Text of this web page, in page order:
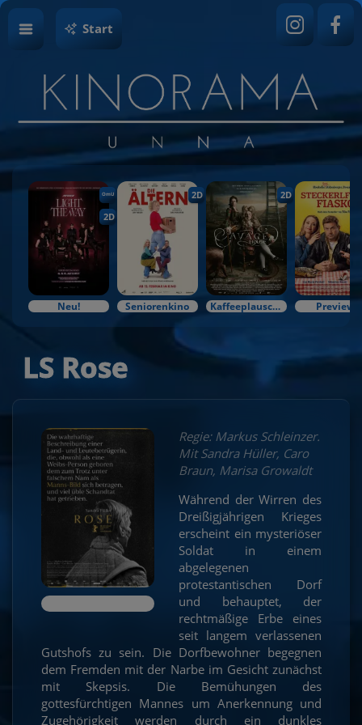
Start
OmU
2D
Neu!
2D
Seniorenkino
2D
Kaffeeplausch & Kinozauber Preview
LS Rose
Regie: Markus Schleinzer.
Mit Sandra Hüller, Caro
Braun, Marisa Growaldt
Während der Wirren des
Dreißigjährigen Krieges
erscheint ein mysteriöser
Soldat in einem
abgelegenen
protestantischen Dorf
und behauptet, der
rechtmäßige Erbe eines
seit langem verlassenen
Gutshofs zu sein. Die Dorfbewohner begegnen
dem Fremden mit der Narbe im Gesicht zunächst
mit Skepsis. Die Bemühungen des
gottesfürchtigen Mannes um Anerkennung und
Zugehörigkeit werden durch ein dunkles